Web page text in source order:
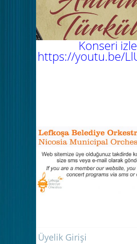
Konseri
https://youtu.be/
Üyelik Girişi